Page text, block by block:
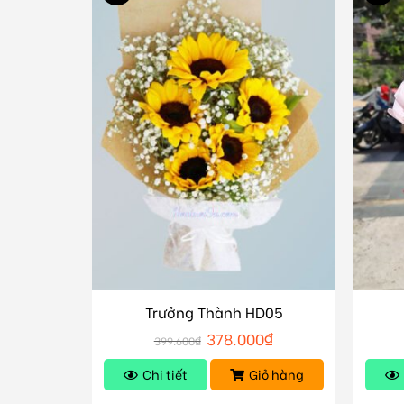
Trưởng Thành HD05
399.600₫ 378.000₫
Chi tiết Giỏ hàng